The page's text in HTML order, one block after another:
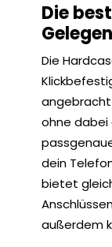
Die
Die
ohne dabei
dein
bietet
außerdem